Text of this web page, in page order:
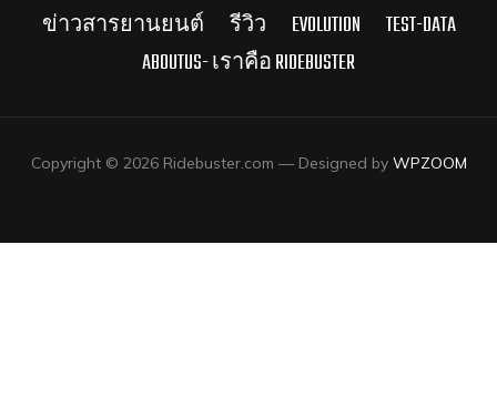
ข่าวสารยานยนต์ รีวิว EVOLUTION
TEST-DATA
ABOUTUS- เราคือ RIDEBUSTER
Copyright © 2026 Ridebuster.com — Designed by WPZOOM